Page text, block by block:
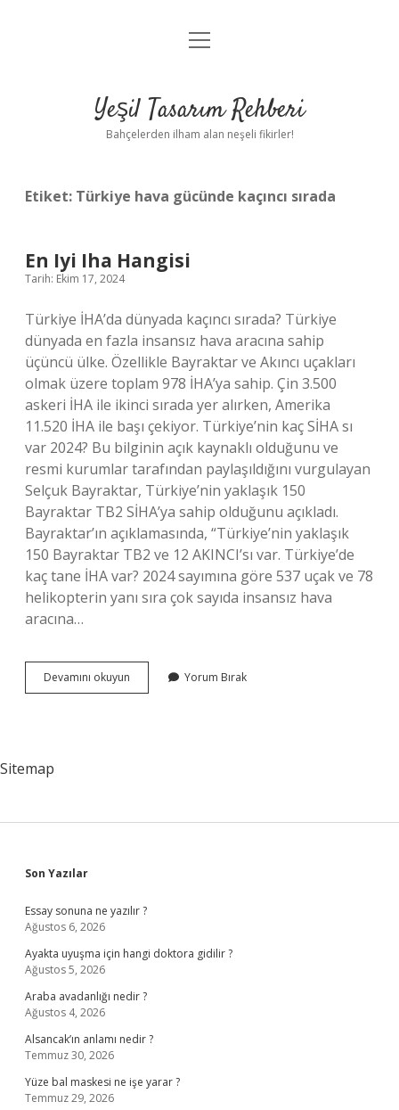
Anasayfa
Yasal Uyarı
menüyü
Yeşil Tasarım Rehberi
Bahçelerden ilham alan neşeli fikirler!
Etiket: Türkiye hava gücünde kaçıncı sırada
En Iyi Iha Hangisi
Tarih: Ekim 17, 2024
Türkiye İHA’da dünyada kaçıncı sırada? Türkiye
dünyada en fazla insansız hava aracına sahip
üçüncü ülke. Özellikle Bayraktar ve Akıncı uçakları
olmak üzere toplam 978 İHA’ya sahip. Çin 3.500
askeri İHA ile ikinci sırada yer alırken, Amerika
11.520 İHA ile başı çekiyor. Türkiye’nin kaç SİHA sı
var 2024? Bu bilginin açık kaynaklı olduğunu ve
resmi kurumlar tarafından paylaşıldığını vurgulayan
Selçuk Bayraktar, Türkiye’nin yaklaşık 150
Bayraktar TB2 SİHA’ya sahip olduğunu açıkladı.
Bayraktar’ın açıklamasında, “Türkiye’nin yaklaşık
150 Bayraktar TB2 ve 12 AKINCI’sı var. Türkiye’de
kaç tane İHA var? 2024 sayımına göre 537 uçak ve 78
helikopterin yanı sıra çok sayıda insansız hava
aracına…
Devamını okuyun
Iyi
Yorum Bırak
Sitemap
Sidebar
Son Yazılar
Essay sonuna ne yazılır ?
Ağustos 6, 2026
Ayakta uyuşma için hangi doktora gidilir ?
Ağustos 5, 2026
Araba avadanlığı nedir ?
Ağustos 4, 2026
Alsancak’ın anlamı nedir ?
Temmuz 30, 2026
Yüze bal maskesi ne işe yarar ?
Temmuz 29, 2026